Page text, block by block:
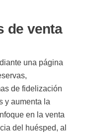
de venta
una página
de fidelización
y aumenta la
en la venta
del huésped, al